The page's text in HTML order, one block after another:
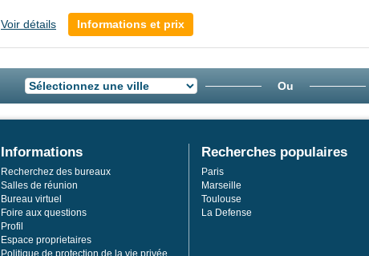
Voir détails Informations et prix
Ou
Informations
Recherchez des bureaux
Salles de réunion
Bureau virtuel
Foire aux questions
Profil
Espace proprietaires
Politique de protection de la vie privée
Recherches populaires
Paris
Marseille
Toulouse
La Defense